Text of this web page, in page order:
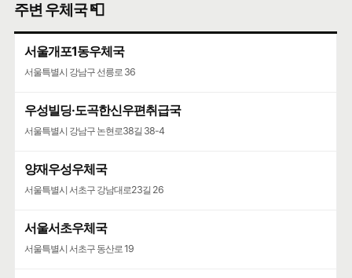
주변 우체국 📮
서울개포1동우체국
서울특별시 강남구 선릉로 36
우성빌딩·도곡한신우편취급국
서울특별시 강남구 논현로38길 38-4
양재우성우체국
서울특별시 서초구 강남대로23길 26
서울서초우체국
서울특별시 서초구 동산로 19